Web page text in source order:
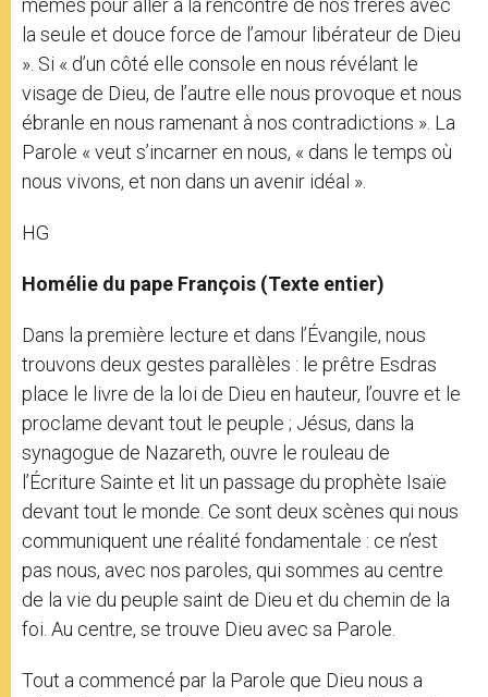
mêmes pour aller à la rencontre de nos frères avec
la seule et douce force de l’amour libérateur de Dieu
». Si « d’un côté elle console en nous révélant le
visage de Dieu, de l’autre elle nous provoque et nous
ébranle en nous ramenant à nos contradictions ». La
Parole « veut s’incarner en nous, « dans le temps où
nous vivons, et non dans un avenir idéal ».
HG
Homélie du pape François (Texte entier)
Dans la première lecture et dans l’Évangile, nous
trouvons deux gestes parallèles : le prêtre Esdras
place le livre de la loi de Dieu en hauteur, l’ouvre et le
proclame devant tout le peuple ; Jésus, dans la
synagogue de Nazareth, ouvre le rouleau de
l’Écriture Sainte et lit un passage du prophète Isaïe
devant tout le monde. Ce sont deux scènes qui nous
communiquent une réalité fondamentale : ce n’est
pas nous, avec nos paroles, qui sommes au centre
de la vie du peuple saint de Dieu et du chemin de la
foi. Au centre, se trouve Dieu avec sa Parole.
Tout a commencé par la Parole que Dieu nous a